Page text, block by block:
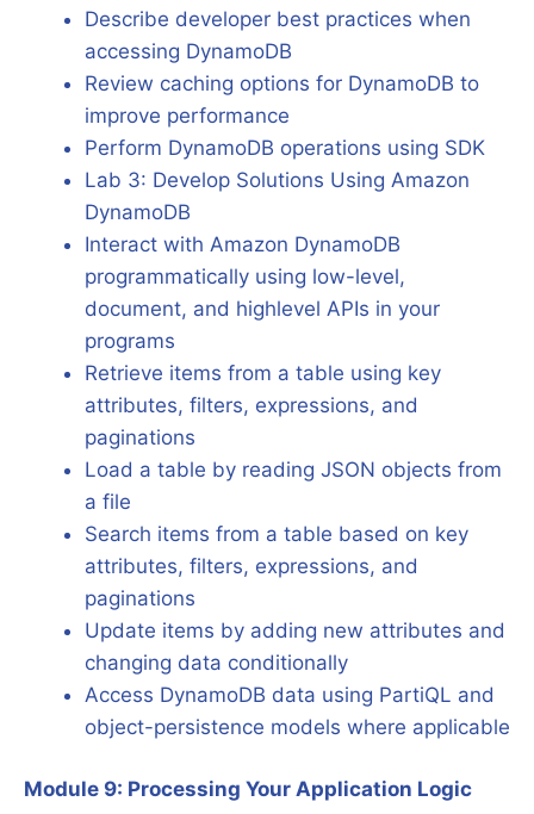
Describe developer best practices when
accessing DynamoDB
Review caching options for DynamoDB to
improve performance
Perform DynamoDB operations using SDK
Lab 3: Develop Solutions Using Amazon
DynamoDB
Interact with Amazon DynamoDB
programmatically using low-level,
document, and highlevel APIs in your
programs
Retrieve items from a table using key
attributes, filters, expressions, and
paginations
Load a table by reading JSON objects from
a file
Search items from a table based on key
attributes, filters, expressions, and
paginations
Update items by adding new attributes and
changing data conditionally
Access DynamoDB data using PartiQL and
object-persistence models where applicable
Module 9: Processing Your Application Logic